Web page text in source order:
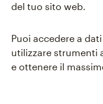
del tuo sito web.
Puoi accedere a
utilizzare strumenti
e ottenere il